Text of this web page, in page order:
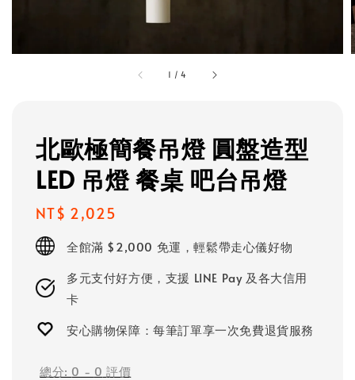
1 /4
北歐極簡餐吊燈 圓盤造型
LED 吊燈 餐桌 吧台吊燈
Regular
price
NT$ 2,025
全館滿 $2,000 免運，輕鬆帶走心儀好物
多元支付好方便，支援 LINE Pay 及各大信用
卡
安心購物保障：每筆訂單享一次免費退貨服務
總分: 0 - 0 評價